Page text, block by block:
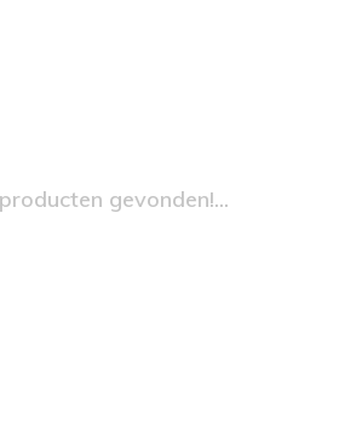
gevonden!...